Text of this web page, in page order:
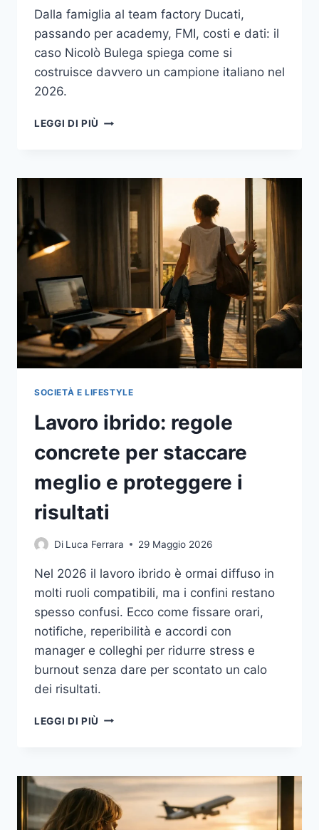
Dalla famiglia al team factory Ducati,
passando per academy, FMI, costi e dati: il
caso Nicolò Bulega spiega come si
costruisce davvero un campione italiano nel
2026.
LEGGI DI PIÙ NICOLÒ
NUOVA
FILIERA
TALENTI
MOTORSPORT
ITALIANO
SOCIETÀ E LIFESTYLE
Lavoro ibrido: regole
concrete per staccare
meglio e proteggere i
risultati
Di Luca Ferrara 29 Maggio 2026
Nel 2026 il lavoro ibrido è ormai diffuso in
molti ruoli compatibili, ma i confini restano
spesso confusi. Ecco come fissare orari,
notifiche, reperibilità e accordi con
manager e colleghi per ridurre stress e
burnout senza dare per scontato un calo
dei risultati.
LEGGI DI PIÙ LAVORO
PER
STACCARE
MEGLIO
E